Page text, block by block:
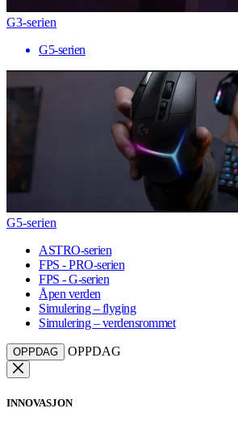
G3-serien
G5-serien
G5-serien
ASTRO-serien
FPS - PRO-serien
FPS - G-serien
Åpen verden
Simulering – flyging
Simulering – verdensrommet
OPPDAG OPPDAG
INNOVASJON